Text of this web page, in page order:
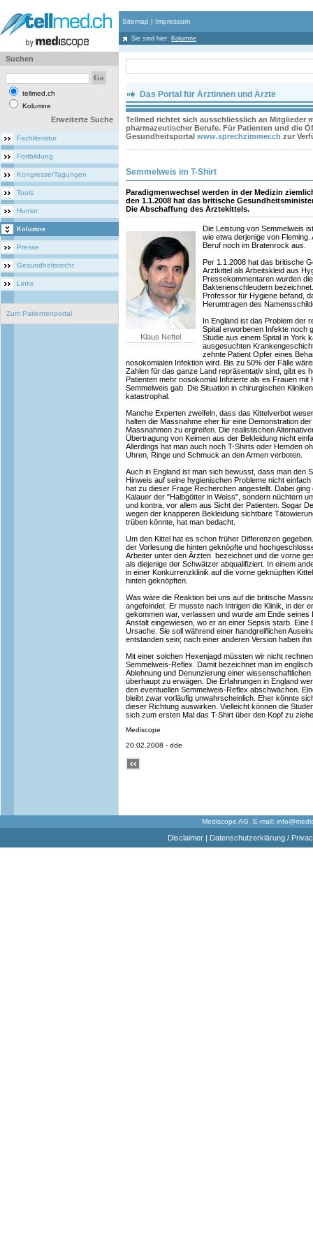
Sitemap | Impressum
Sie sind hier: Kolumne
Suchen
tellmed.ch
Kolumne
Erweiterte Suche
Fachliteratur
Fortbildung
Kongresse/Tagungen
Tools
Humor
Kolumne
Presse
Gesundheitsrecht
Links
Zum Patientenportal
Das Portal für Ärztinnen und Ärzte
Tellmed richtet sich ausschliesslich an Mitglieder
pharmazeutischer Berufe. Für Patienten und die
Gesundheitsportal www.sprechzimmer.ch zur
Semmelweis im T-Shirt
Paradigmenwechsel werden in der Medizin
den 1.1.2008 hat das britische
Die Abschaffung des Ärztekittels.
Klaus Neftel
Die Leistung von Semmelweis
wie etwa derjenige von
Beruf noch im Bratenrock aus.
Per 1.1.2008 hat das britische
Arztkittel als Arbeitskleid aus
Pressekommentaren wurden
Bakterienschleudern
Professor für Hygiene befand,
Herumtragen des
In England ist das Problem der
Spital erworbenen Infekte noch
Studie aus einem Spital in York
ausgesuchten
zehnte Patient Opfer eines
nosokomialen Infektion wird. Bis zu 50% der Fälle
Zahlen für das ganze Land repräsentativ sind, gibt es
Patienten mehr nosokomial Infizierte als es Frauen mit
Semmelweis gab. Die Situation in chirurgischen
katastrophal.
Manche Experten zweifeln, dass das Kittelverbot
halten die Massnahme eher für eine Demonstration
Massnahmen zu ergreifen. Die realistischen
Übertragung von Keimen aus der Bekleidung nicht
Allerdings hat man auch noch T-Shirts oder Hemden
Uhren, Ringe und Schmuck an den Armen verboten.
Auch in England ist man sich bewusst, dass man den
Hinweis auf seine hygienischen Probleme nicht
hat zu dieser Frage Recherchen angestellt. Dabei
Kalauer der "Halbgötter in Weiss", sondern nüchtern
und kontra, vor allem aus Sicht der Patienten. Sogar
wegen der knapperen Bekleidung sichtbare
trüben könnte, hat man bedacht.
Um den Kittel hat es schon früher Differenzen
der Vorlesung die hinten geknöpfte und
Arbeiter unter den Ärzten bezeichnet und die vorne
als diejenige der Schwätzer abqualifiziert. In einem
in einer Konkurrenzklinik auf die vorne geknüpften
hinten geknöpften.
Was wäre die Reaktion bei uns auf die britische
angefeindet. Er musste nach Intrigen die Klinik, in der
gekommen war, verlassen und wurde am Ende
Anstalt eingewiesen, wo er an einer Sepsis starb. Eine
Ursache. Sie soll während einer handgreiflichen
entstanden sein; nach einer anderen Version haben
Mit einer solchen Hexenjagd müssten wir nicht
Semmelweis-Reflex. Damit bezeichnet man im
Ablehnung und Denunzierung einer
überhaupt zu erwägen. Die Erfahrungen in England
den eventuellen Semmelweis-Reflex abschwächen.
bleibt zwar vorläufig unwahrscheinlich. Eher könnte
dieser Richtung auswirken. Vielleicht können die
sich zum ersten Mal das T-Shirt über den Kopf zu
Mediscope
20.02.2008 - dde
Mediscope AG E-mail:
Disclaimer| Datenschutzerklärung /